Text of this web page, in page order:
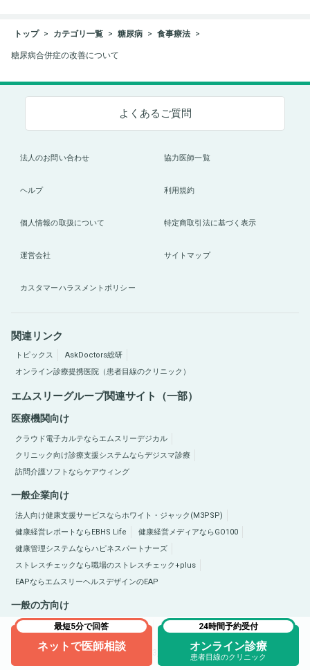
トップ カテゴリ一覧 糖尿病 食事療法
糖尿病合併症の改善について
最短5分で回答
ネットで医師相談
24時間予約受付
オンライン診療
患者目線のクリニック
よくあるご質問
法人のお問い合わせ 協力医師一覧
ヘルプ 利用規約
個人情報の取扱について 特定商取引法に基づく表示
運営会社 サイトマップ
カスタマーハラスメントポリシー
関連リンク
トピックス
AskDoctors総研
オンライン診療提携医院（患者目線のクリニック）
エムスリーグループ関連サイト（一部）
医療機関向け
クラウド電子カルテならエムスリーデジカル
クリニック向け診療支援システムならデジスマ診療
訪問介護ソフトならケアウィング
一般企業向け
法人向け健康支援サービスならホワイト・ジャック(M3PSP)
健康経営レポートならEBHS Life
健康経営メディアならGO100
健康管理システムならハピネスパートナーズ
ストレスチェックなら職場のストレスチェック+plus
EAPならエムスリーヘルスデザインのEAP
一般の方向け
医療総合サイトQLife（キューライフ） 肥満症総合サイトならひまんラボ
Copyright © 2005-2026 M3, Inc. All Rights Reserved.